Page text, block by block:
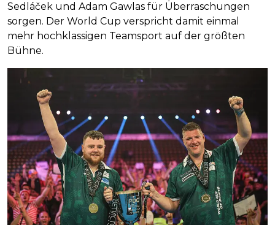
Sedláček und Adam Gawlas für Überraschungen
sorgen. Der World Cup verspricht damit einmal
mehr hochklassigen Teamsport auf der größten
Bühne.